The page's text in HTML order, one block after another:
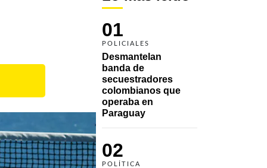
01
POLICIALES
Desmantelan
banda de
secuestradores
colombianos que
operaba en
Paraguay
02
POLÍTICA